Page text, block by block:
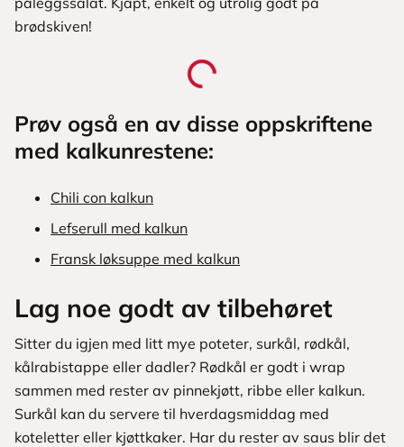
brødskiven!
Prøv også en av disse oppskriftene
med kalkunrestene:
Chili con kalkun
Lefserull med kalkun
Fransk løksuppe med kalkun
Lag noe godt av tilbehøret
Sitter du igjen med litt mye poteter, surkål, rødkål,
kålrabistappe eller dadler? Rødkål er godt i wrap
sammen med rester av pinnekjøtt, ribbe eller kalkun.
Surkål kan du servere til hverdagsmiddag med
koteletter eller kjøttkaker. Har du rester av saus blir det